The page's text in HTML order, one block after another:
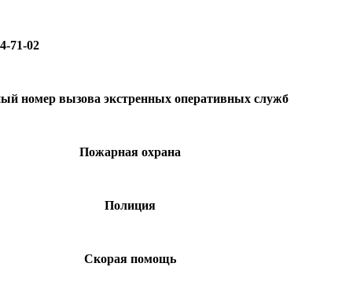
71-02
номер вызова экстренных оперативных служб
Пожарная охрана
Полиция
Скорая помощь